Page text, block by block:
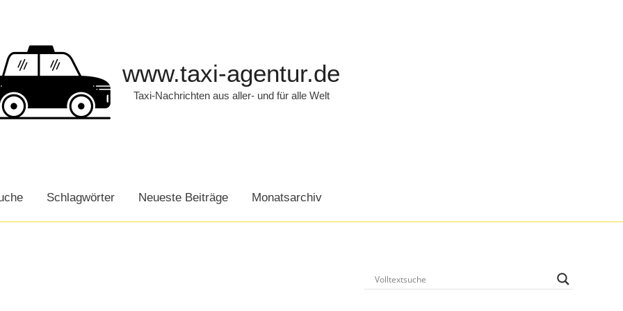
www.taxi-agentur.de
Taxi-Nachrichten aus aller- und für alle Welt
Schlagwörter Neueste Beiträge Monatsarchiv